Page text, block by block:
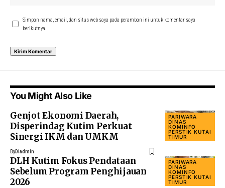
Simpan nama, email, dan situs web saya pada peramban ini untuk komentar saya
berikutnya.
You Might Also Like
PARIWARA
DINAS
KOMINFO
PERSTIK KUTAI
TIMUR
Genjot Ekonomi Daerah,
Disperindag Kutim Perkuat
Sinergi IKM dan UMKM
ByDiadmin
PARIWARA
DINAS
KOMINFO
PERSTIK KUTAI
TIMUR
DLH Kutim Fokus Pendataan
Sebelum Program Penghijauan
2026